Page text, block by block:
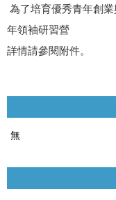
為了培育優秀青年創
年領袖研習營
詳情請參閱附件。
無